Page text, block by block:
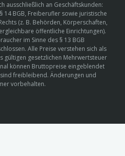
ausschließlich an Geschäftskunden:
14 BGB, Freiberufler sowie juristische
(z. B. Behörden, Körperschaften,
öffentliche Einrichtungen).
im Sinne des § 13 BGB
Alle Preise verstehen sich als
gültigen gesetzlichen Mehrwertsteuer
können Bruttopreise eingeblendet
freibleibend. Änderungen und
vorbehalten.